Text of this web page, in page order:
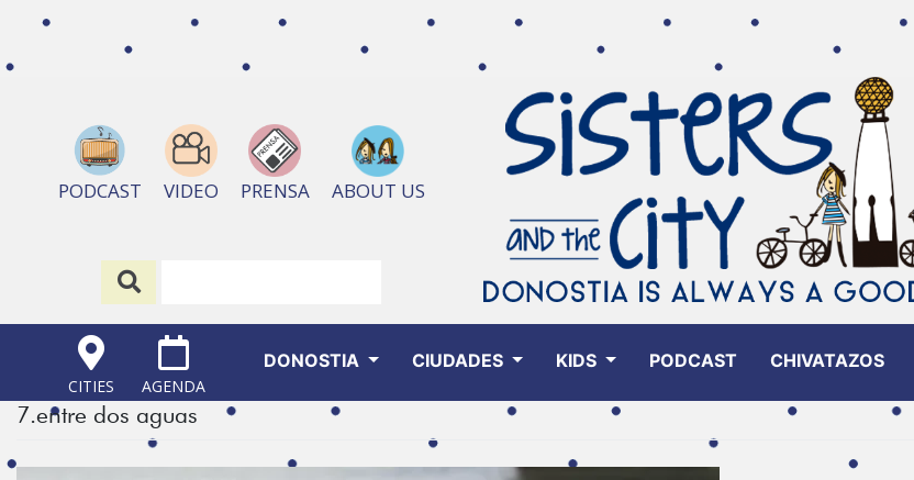
PODCAST VIDEO PRENSA ABOUT US
CITIES AGENDA
DONOSTIA CIUDADES KIDS PODCAST CHIVATAZOS
7.entre dos aguas